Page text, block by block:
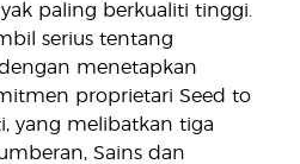
paling berkualiti tinggi.
serius tentang
menetapkan
proprietari Seed to
yang melibatkan tiga
Sains dan